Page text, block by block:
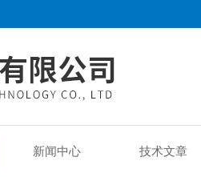
新闻中心 技术文章